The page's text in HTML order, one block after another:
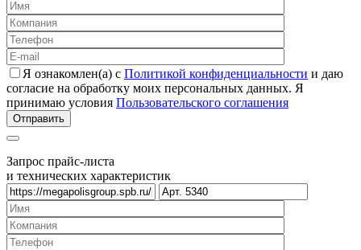
Я ознакомлен(а) с Политикой конфиденциальности и даю
согласие на обработку моих персональных данных. Я
принимаю условия Пользовательского соглашения
Запрос прайс-листа
и технических характеристик